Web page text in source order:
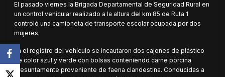
El pasado viernes la Brigada Departamental de Seguridad Rural en
un control vehicular realizado a la altura del km 85 de Ruta 1
controló una camioneta de transporte escolar ocupada por dos
mujeres.
En el registro del vehículo se incautaron dos cajones de plástico
de color azul y verde con bolsas conteniendo carne porcina
presuntamente proveniente de faena clandestina. Conducidas a